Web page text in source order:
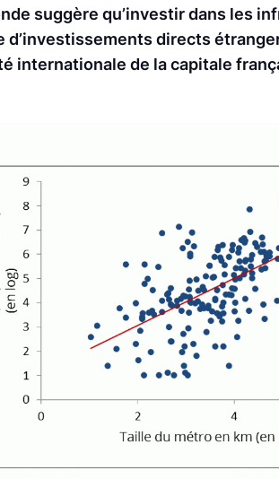
suggère qu’investir dans les
d’investissements directs
internationale de la capitale